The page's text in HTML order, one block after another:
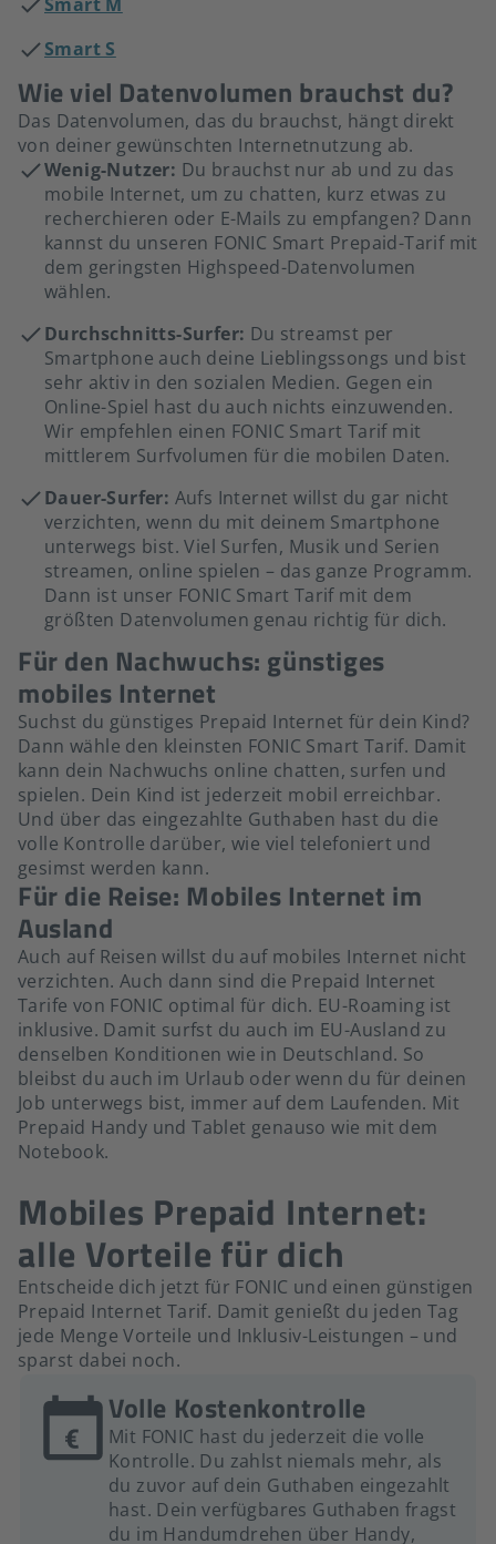
Smart M
Smart S
Wie viel Datenvolumen brauchst du?
Das Datenvolumen, das du brauchst, hängt direkt
von deiner gewünschten Internetnutzung ab.
Wenig-Nutzer: Du brauchst nur ab und zu das
mobile Internet, um zu chatten, kurz etwas zu
recherchieren oder E-Mails zu empfangen? Dann
kannst du unseren FONIC Smart Prepaid-Tarif mit
dem geringsten Highspeed-Datenvolumen
wählen.
Durchschnitts-Surfer: Du streamst per
Smartphone auch deine Lieblingssongs und bist
sehr aktiv in den sozialen Medien. Gegen ein
Online-Spiel hast du auch nichts einzuwenden.
Wir empfehlen einen FONIC Smart Tarif mit
mittlerem Surfvolumen für die mobilen Daten.
Dauer-Surfer: Aufs Internet willst du gar nicht
verzichten, wenn du mit deinem Smartphone
unterwegs bist. Viel Surfen, Musik und Serien
streamen, online spielen – das ganze Programm.
Dann ist unser FONIC Smart Tarif mit dem
größten Datenvolumen genau richtig für dich.
Für den Nachwuchs: günstiges
mobiles Internet
Suchst du günstiges Prepaid Internet für dein Kind?
Dann wähle den kleinsten FONIC Smart Tarif. Damit
kann dein Nachwuchs online chatten, surfen und
spielen. Dein Kind ist jederzeit mobil erreichbar.
Und über das eingezahlte Guthaben hast du die
volle Kontrolle darüber, wie viel telefoniert und
gesimst werden kann.
Für die Reise: Mobiles Internet im
Ausland
Auch auf Reisen willst du auf mobiles Internet nicht
verzichten. Auch dann sind die Prepaid Internet
Tarife von FONIC optimal für dich. EU-Roaming ist
inklusive. Damit surfst du auch im EU-Ausland zu
denselben Konditionen wie in Deutschland. So
bleibst du auch im Urlaub oder wenn du für deinen
Job unterwegs bist, immer auf dem Laufenden. Mit
Prepaid Handy und Tablet genauso wie mit dem
Notebook.
Mobiles Prepaid Internet:
alle Vorteile für dich
Entscheide dich jetzt für FONIC und einen günstigen
Prepaid Internet Tarif. Damit genießt du jeden Tag
jede Menge Vorteile und Inklusiv-Leistungen – und
sparst dabei noch.
Volle Kostenkontrolle
Mit FONIC hast du jederzeit die volle
Kontrolle. Du zahlst niemals mehr, als
du zuvor auf dein Guthaben eingezahlt
hast. Dein verfügbares Guthaben fragst
du im Handumdrehen über Handy,